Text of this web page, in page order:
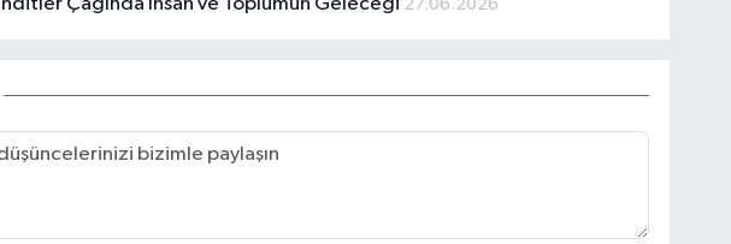
Çağında İnsan ve Toplumun Geleceği 27.06.2026